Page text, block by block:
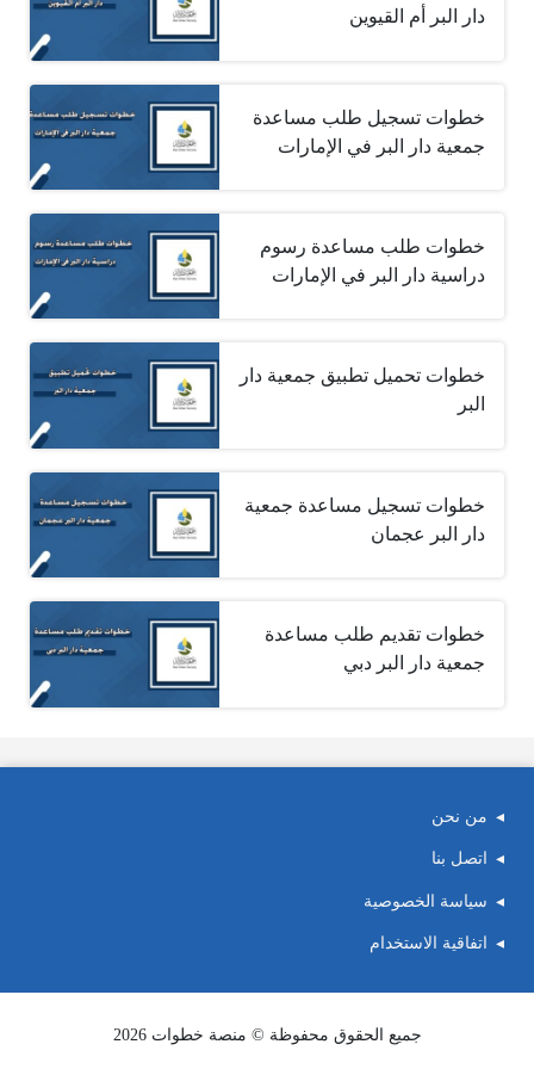
دار البر أم القيوين
خطوات تسجيل طلب مساعدة
جمعية دار البر في الإمارات
خطوات طلب مساعدة رسوم
دراسية دار البر في الإمارات
خطوات تحميل تطبيق جمعية دار
البر
خطوات تسجيل مساعدة جمعية
دار البر عجمان
خطوات تقديم طلب مساعدة
جمعية دار البر دبي
من نحن
اتصل بنا
سياسة الخصوصية
اتفاقية الاستخدام
جميع الحقوق محفوظة © منصة خطوات 2026